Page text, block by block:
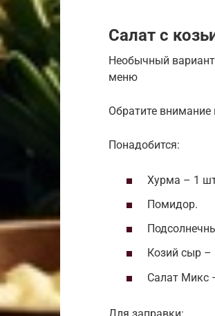
Салат с
Необычный
меню
Обратите
Понадобится:
Хурма – 1
Помидор.
Козий сыр –
Салат Микс